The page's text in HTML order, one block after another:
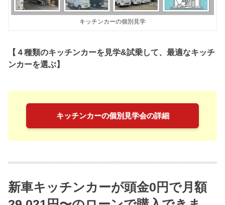
キッチンカーの個別見学
【４種類のキッチンカーを見学&試乗して、最適なキッチ
ンカーを選ぶ】
キッチンカーの個別見学会の詳細
新車キッチンカーが頭金0円で月額